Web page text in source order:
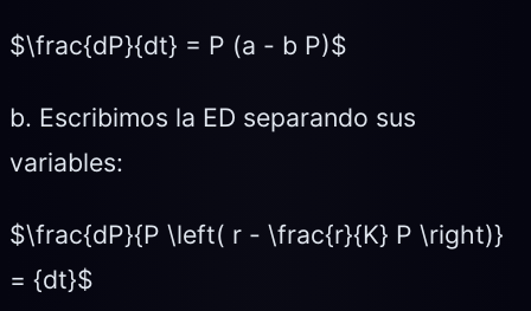
$\frac{dP}{dt} = P (a - b P)$
b. Escribimos la ED separando sus
variables:
$\frac{dP}{P \left( r - \frac{r}{K} P \right)}
= {dt}$